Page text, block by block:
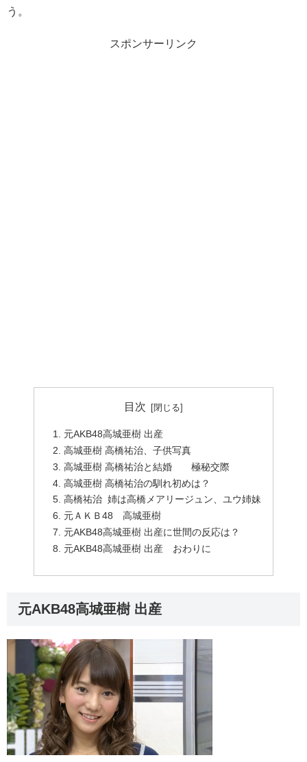
う。
スポンサーリンク
目次
元AKB48高城亜樹 出産
高城亜樹 高橋祐治、子供写真
高城亜樹 高橋祐治と結婚 極秘交際
高城亜樹 高橋祐治の馴れ初めは？
高橋祐治 姉は高橋メアリージュン、ユウ姉妹
元ＡＫＢ48 高城亜樹
元AKB48高城亜樹 出産に世間の反応は？
元AKB48高城亜樹 出産 おわりに
元AKB48高城亜樹 出産